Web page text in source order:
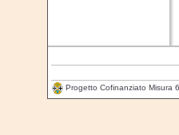
Progetto Cofinanziato Misura